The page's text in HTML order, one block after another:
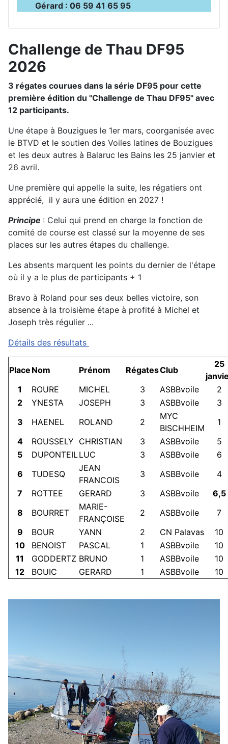
Gérard : 06 59 41 65 95
Challenge de Thau DF95
2026
3 régates courues dans la série DF95 pour cette
première édition du "Challenge de Thau DF95" avec
12 participants.
Une étape à Bouzigues le 1er mars, coorganisée avec
le BTVD et le soutien des Voiles latines de Bouzigues
et les deux autres à Balaruc les Bains les 25 janvier et
26 avril.
Une première qui appelle la suite, les régatiers ont
apprécié, il y aura une édition en 2027 !
Principe : Celui qui prend en charge la fonction de
comité de course est classé sur la moyenne de ses
places sur les autres étapes du challenge.
Les absents marquent les points du dernier de l'étape
où il y a le plus de participants + 1
Bravo à Roland pour ses deux belles victoire, son
absence à la troisième étape à profité à Michel et
Joseph très régulier ...
Détails des résultats
Place Nom Prénom RégatesClub
25
1
ROURE MICHEL 3 ASBBvoile
2
2
YNESTA JOSEPH 3 ASBBvoile
3
3
HAENEL ROLAND 2
MYC
BISCHHEIM
1
4
ROUSSELY CHRISTIAN 3 ASBBvoile
5
5
DUPONTEILLUC 3 ASBBvoile
6
6
TUDESQ
JEAN
FRANCOIS
3 ASBBvoile
4
7
ROTTEE GERARD 3 ASBBvoile
6,5
8
BOURRET
MARIE-
FRANÇOISE
2 ASBBvoile
7
9
BOUR YANN 2 CN Palavas
10
10
BENOIST PASCAL 1 ASBBvoile
10
11
GODDERTZ BRUNO 1 ASBBvoile
10
12
BOUIC GERARD 1 ASBBvoile 10